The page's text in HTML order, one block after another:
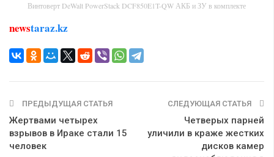
Винтоверт DeWalt PowerStack DCF850E1T-QW АКБ и ЗУ в комплекте
newstaraz.kz
ПРЕДЫДУЩАЯ СТАТЬЯ
Жертвами четырех
взрывов в Ираке стали 15
человек
СЛЕДУЮЩАЯ СТАТЬЯ
Четверых парней
уличили в краже жестких
дисков камер